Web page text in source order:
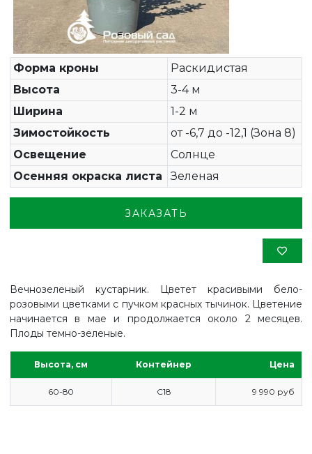
Форма кроны
Раскидистая
Высота
3-4 м
Ширина
1-2 м
Зимостойкость
от -6,7 до -12,1 (Зона 8)
Освещение
Солнце
Осенняя окраска листа
Зеленая
ЗАКАЗАТЬ
Вечнозеленый кустарник. Цветет красивыми бело-
розовыми цветками с пучком красных тычинок. Цветение
начинается в мае и продолжается около 2 месяцев.
Плоды темно-зеленые.
Высота, см Контейнер Цена
60-80 С18 9 990 руб